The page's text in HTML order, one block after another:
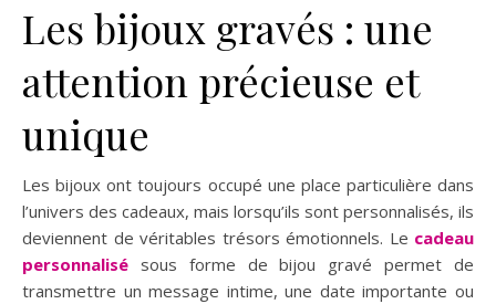
Les bijoux gravés : une
attention précieuse et
unique
Les bijoux ont toujours occupé une place particulière dans
l’univers des cadeaux, mais lorsqu’ils sont personnalisés, ils
deviennent de véritables trésors émotionnels. Le cadeau
personnalisé sous forme de bijou gravé permet de
transmettre un message intime, une date importante ou